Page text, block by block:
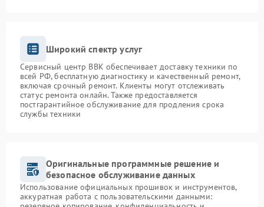
Широкий спектр услуг
Сервисный центр BBK обеспечивает доставку техники по
всей РФ, бесплатную диагностику и качественный ремонт,
включая срочный ремонт. Клиенты могут отслеживать
статус ремонта онлайн. Также предоставляется
постгарантийное обслуживание для продления срока
службы техники
Оригинальные программные решение и
безопасное обслуживание данных
Использование официальных прошивок и инструментов,
аккуратная работа с пользовательскими данными: